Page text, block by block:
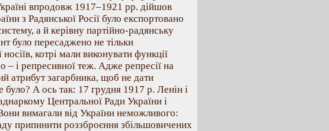
впродовж 1917–1921 рр. дійшов
з Радянської Росії було експортовано
а й керівну партійно-радянську
було пересаджено не тільки
котрі мали виконувати функції
– і репресивної теж. Адже репресії на
атрибут загарбника, щоб не дати
було? А ось так: 17 грудня 1917 р. Ленін і
Центральної Ради України і
вимагали від України неможливого:
припинити роззброєння збільшовичених